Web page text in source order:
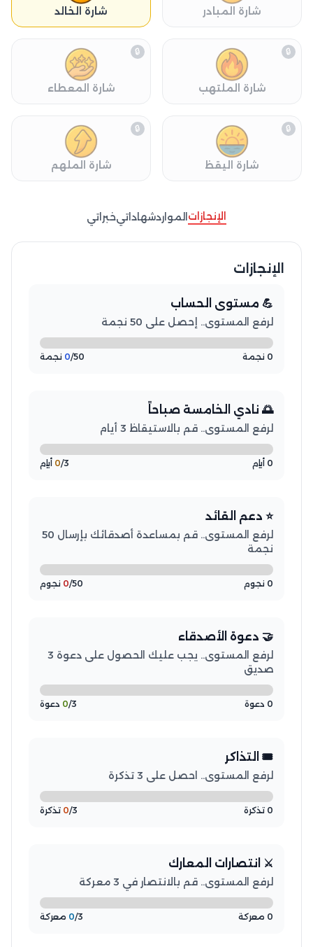
شارة المبادر شارة الخالد
شارة الملتهب
🔒
شارة المعطاء
🔒
شارة اليقظ
🔒
شارة الملهم
🔒
الإنجازات المواردشهاداتيخبراتي
الإنجازات
💪 مستوى الحساب
لرفع المستوى.. إحصل على 50 نجمة
0 نجمة 0/50 نجمة
🌅 نادي الخامسة صباحاً
لرفع المستوى.. قم بالاستيقاظ 3 أيام
0 أيام 0/3 أيام
⭐ دعم القائد
لرفع المستوى.. قم بمساعدة أصدقائك بإرسال 50
نجمة
0 نجوم 0/50 نجوم
🤝 دعوة الأصدقاء
لرفع المستوى.. يجب عليك الحصول على دعوة 3
صديق
0 دعوة 0/3 دعوة
🎟️ التذاكر
لرفع المستوى.. احصل على 3 تذكرة
0 تذكرة 0/3 تذكرة
⚔️ انتصارات المعارك
لرفع المستوى.. قم بالانتصار في 3 معركة
0 معركة 0/3 معركة